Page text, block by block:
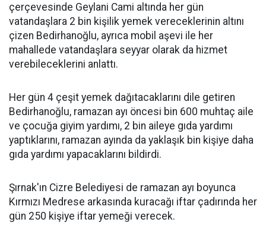
çerçevesinde Geylani Cami altında her gün
vatandaşlara 2 bin kişilik yemek vereceklerinin altını
çizen Bedirhanoğlu, ayrıca mobil aşevi ile her
mahallede vatandaşlara seyyar olarak da hizmet
verebileceklerini anlattı.
Her gün 4 çeşit yemek dağıtacaklarını dile getiren
Bedirhanoğlu, ramazan ayı öncesi bin 600 muhtaç aile
ve çocuğa giyim yardımı, 2 bin aileye gıda yardımı
yaptıklarını, ramazan ayında da yaklaşık bin kişiye daha
gıda yardımı yapacaklarını bildirdi.
Şırnak'ın Cizre Belediyesi de ramazan ayı boyunca
Kırmızı Medrese arkasında kuracağı iftar çadırında her
gün 250 kişiye iftar yemeği verecek.